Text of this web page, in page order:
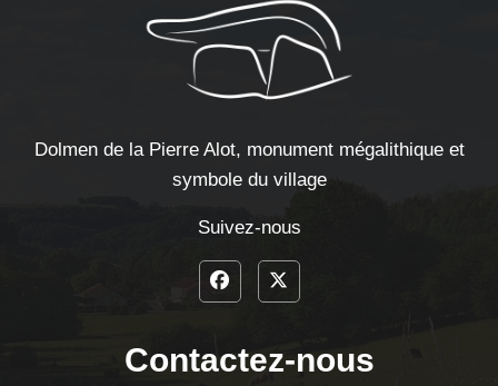
Dolmen de la Pierre Alot, monument mégalithique et
symbole du village
Suivez-nous
Contactez-nous